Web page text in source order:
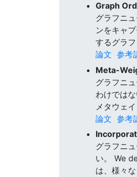
Graph
グラフニ
ンをキャ
するグラ
論文 参考
Meta-
グラフニ
わけでは
メタウェ
論文 参考
グラフニ
い。 We
は、様々